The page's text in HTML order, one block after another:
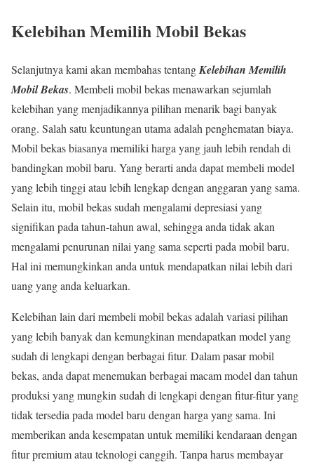
Kelebihan Memilih Mobil Bekas
Selanjutnya kami akan membahas tentangKelebihan Memilih
Mobil Bekas. Membeli mobil bekas menawarkan sejumlah
kelebihan yang menjadikannya pilihan menarik bagi banyak
orang. Salah satu keuntungan utama adalah penghematan biaya.
Mobil bekas biasanya memiliki harga yang jauh lebih rendah di
bandingkan mobil baru. Yang berarti anda dapat membeli model
yang lebih tinggi atau lebih lengkap dengan anggaran yang sama.
Selain itu, mobil bekas sudah mengalami depresiasi yang
signifikan pada tahun-tahun awal, sehingga anda tidak akan
mengalami penurunan nilai yang sama seperti pada mobil baru.
Hal ini memungkinkan anda untuk mendapatkan nilai lebih dari
uang yang anda keluarkan.
Kelebihan lain dari membeli mobil bekas adalah variasi pilihan
yang lebih banyak dan kemungkinan mendapatkan model yang
sudah di lengkapi dengan berbagai fitur. Dalam pasar mobil
bekas, anda dapat menemukan berbagai macam model dan tahun
produksi yang mungkin sudah di lengkapi dengan fitur-fitur yang
tidak tersedia pada model baru dengan harga yang sama. Ini
memberikan anda kesempatan untuk memiliki kendaraan dengan
fitur premium atau teknologi canggih. Tanpa harus membayar